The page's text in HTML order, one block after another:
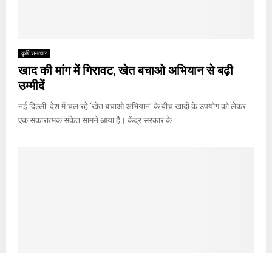
कृषि समाचार
खाद की मांग में गिरावट, खेत बचाओ अभियान से बढ़ी
उम्मीदें
नई दिल्ली: देश में चल रहे ‘खेत बचाओ अभियान’ के बीच खादों के उपयोग को लेकर
एक सकारात्मक संकेत सामने आया है। केंद्र सरकार के...